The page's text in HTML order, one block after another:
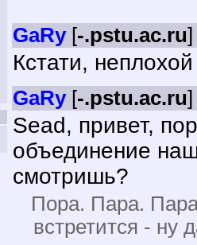
GaRy[-.pstu.ac.ru]
Кстати,
GaRy[-.pstu.ac.ru]
Sead, привет,
объединение
смотришь?
Пора. Пара.
встретится - ну